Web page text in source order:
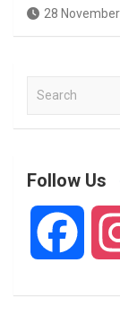
28
a
c
Follow Us